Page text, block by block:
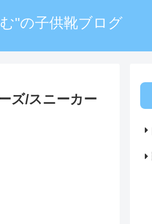
"の子供靴ブログ
ズ/スニーカー